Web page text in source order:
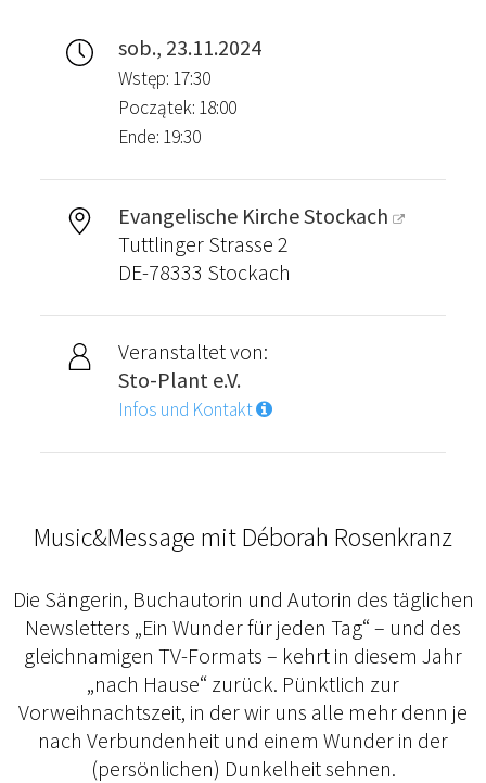
sob., 23.11.2024
Wstęp: 17:30
Początek: 18:00
Ende: 19:30
Evangelische Kirche Stockach
Tuttlinger Strasse 2
DE-78333 Stockach
Veranstaltet von:
Sto-Plant e.V.
Infos und Kontakt
Music&Message mit Déborah Rosenkranz
Die Sängerin, Buchautorin und Autorin des täglichen
Newsletters „Ein Wunder für jeden Tag“ – und des
gleichnamigen TV-Formats – kehrt in diesem Jahr
„nach Hause“ zurück. Pünktlich zur
Vorweihnachtszeit, in der wir uns alle mehr denn je
nach Verbundenheit und einem Wunder in der
(persönlichen) Dunkelheit sehnen.